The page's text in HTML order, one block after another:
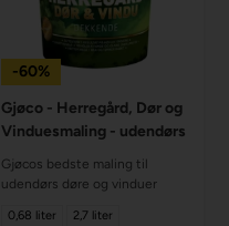
-60%
Gjøco - Herregård, Dør og
Vinduesmaling - udendørs
Gjøcos bedste maling til
udendørs døre og vinduer
0,68 liter 2,7 liter